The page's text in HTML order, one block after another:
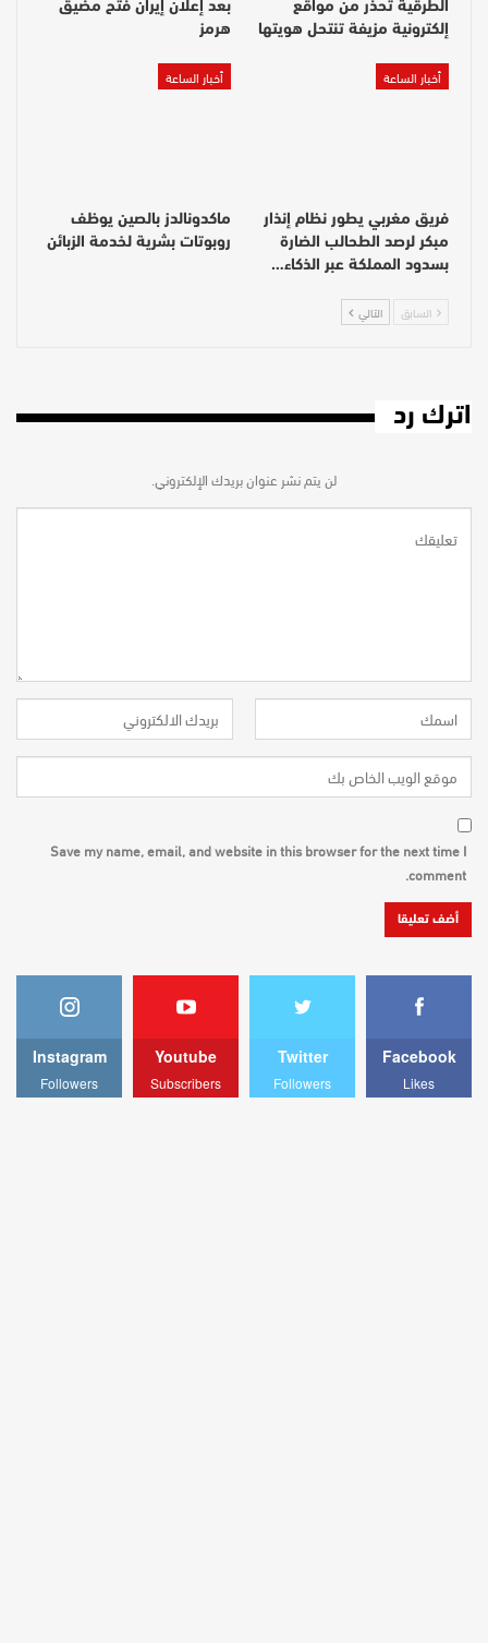
الطرقية تحذر من مواقع
إلكترونية مزيفة تنتحل هويتها
بعد إعلان إيران فتح مضيق
هرمز
أخبار الساعة
فريق مغربي يطور نظام إنذار
مبكر لرصد الطحالب الضارة
بسدود المملكة عبر الذكاء…
أخبار الساعة
ماكدونالدز بالصين يوظف
روبوتات بشرية لخدمة الزبائن
السابق التالي
اترك رد
لن يتم نشر عنوان بريدك الإلكتروني.
Save my name, email, and website in this browser for the next time I
comment.
Facebook
Likes
Twitter
Followers
Youtube
Subscribers
Instagram
Followers